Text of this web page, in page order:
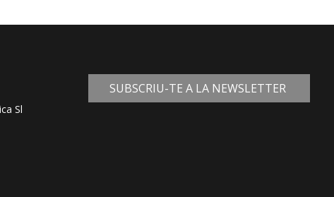
Sl
SUBSCRIU-TE A LA NEWSLETTER